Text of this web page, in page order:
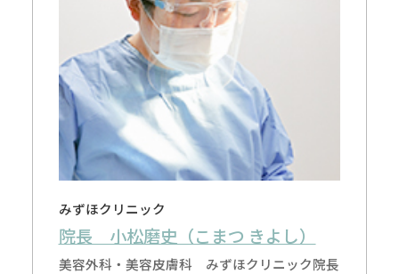
みずほクリニック
院長 小松磨史（こまつ きよし）
美容外科・美容皮膚科 みずほクリニック院長